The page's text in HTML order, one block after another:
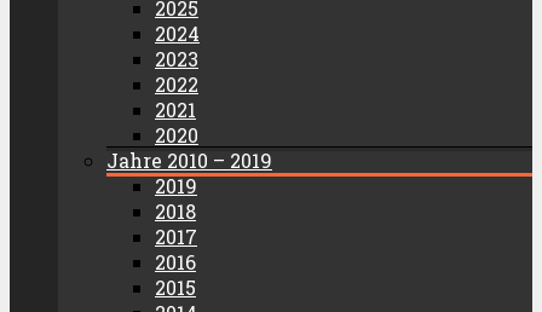
2025
2024
2023
2022
2021
2020
Jahre 2010 – 2019
2019
2018
2017
2016
2015